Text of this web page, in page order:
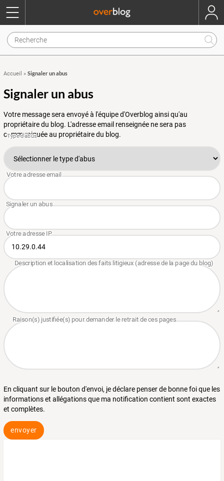
Accueil » Signaler un abus
Signaler un abus
Votre message sera envoyé à l'équipe d'Overblog ainsi qu'au
propriétaire du blog. L'adresse email renseignée ne sera pas
communiquée au propriétaire du blog.
En cliquant sur le bouton d'envoi, je déclare penser de bonne foi que les
informations et allégations que ma notification contient sont exactes
et complètes.
envoyer